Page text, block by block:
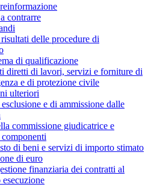
contrarre
delle procedure di
di qualificazione
diretti di lavori, servizi e forniture di
e di protezione civile
ulteriori
e di ammissione dalle
commissione giudicatrice e
di beni e servizi di importo stimato
di euro
finanziaria dei contratti al